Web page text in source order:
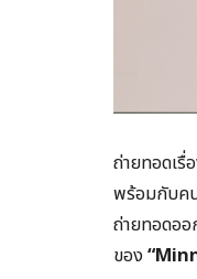
ถ่ายทอดเรื่
พร้อมกับค
ถ่ายทอดอ
ของ